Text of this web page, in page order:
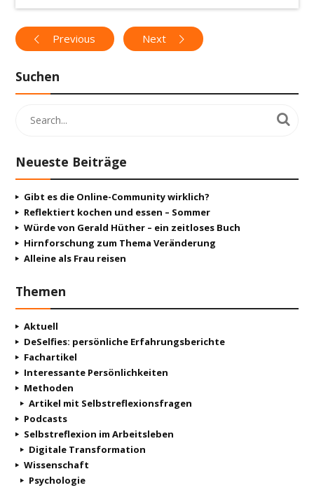
Previous Next
Suchen
Neueste Beiträge
Gibt es die Online-Community wirklich?
Reflektiert kochen und essen – Sommer
Würde von Gerald Hüther – ein zeitloses Buch
Hirnforschung zum Thema Veränderung
Alleine als Frau reisen
Themen
Aktuell
DeSelfies: persönliche Erfahrungsberichte
Fachartikel
Interessante Persönlichkeiten
Methoden
Artikel mit Selbstreflexionsfragen
Podcasts
Selbstreflexion im Arbeitsleben
Digitale Transformation
Wissenschaft
Psychologie